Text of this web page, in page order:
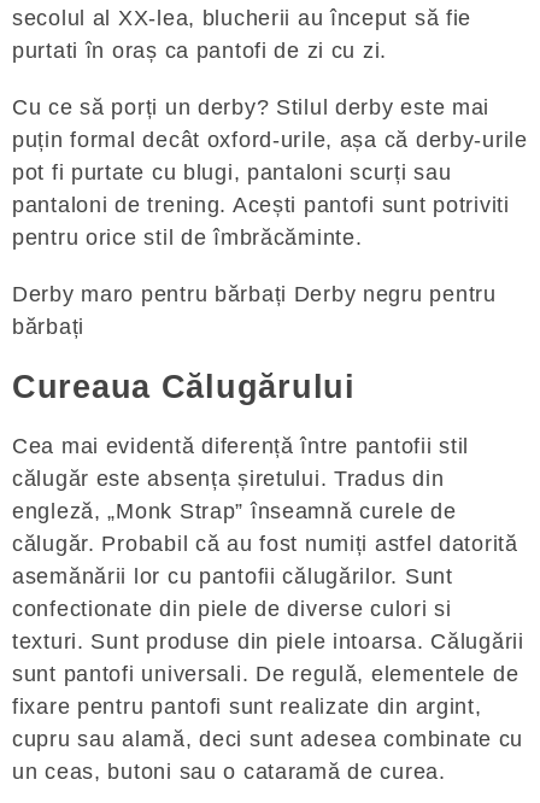
secolul al XX-lea, blucherii au început să fie
purtati în oraș ca pantofi de zi cu zi.
Cu ce ​​să porți un derby? Stilul derby este mai
puțin formal decât oxford-urile, așa că derby-urile
pot fi purtate cu blugi, pantaloni scurți sau
pantaloni de trening. Acești pantofi sunt potriviti
pentru orice stil de îmbrăcăminte.
Derby maro pentru bărbați Derby negru pentru
bărbați
Cureaua Călugărului
Cea mai evidentă diferență între pantofii stil
călugăr este absența șiretului. Tradus din
engleză, „Monk Strap” înseamnă curele de
călugăr. Probabil că au fost numiți astfel datorită
asemănării lor cu pantofii călugărilor. Sunt
confectionate din piele de diverse culori si
texturi. Sunt produse din piele intoarsa. Călugării
sunt pantofi universali. De regulă, elementele de
fixare pentru pantofi sunt realizate din argint,
cupru sau alamă, deci sunt adesea combinate cu
un ceas, butoni sau o cataramă de curea.